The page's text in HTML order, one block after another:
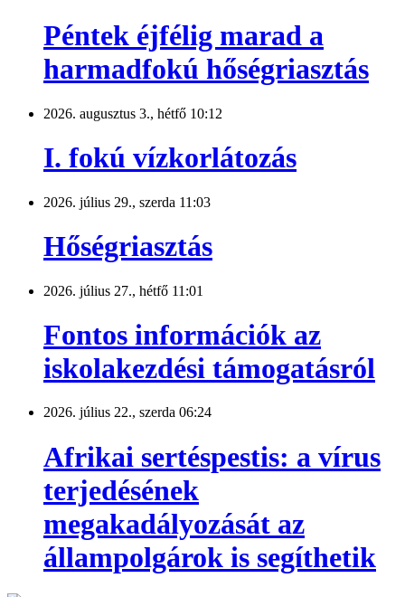
Péntek éjfélig marad a
harmadfokú hőségriasztás
2026. augusztus 3., hétfő 10:12
I. fokú vízkorlátozás
2026. július 29., szerda 11:03
Hőségriasztás
2026. július 27., hétfő 11:01
Fontos információk az
iskolakezdési támogatásról
2026. július 22., szerda 06:24
Afrikai sertéspestis: a vírus
terjedésének
megakadályozását az
állampolgárok is segíthetik